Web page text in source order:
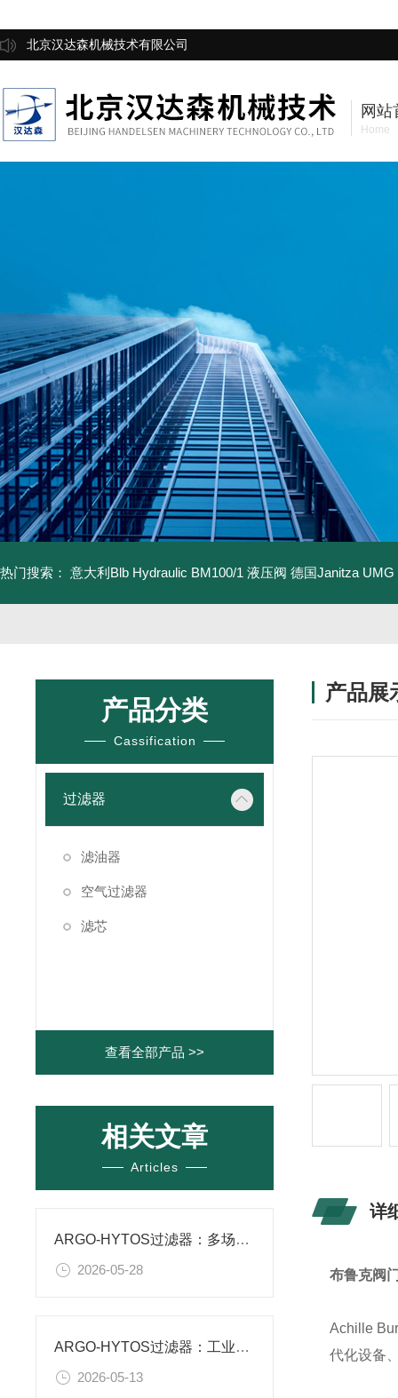
北京汉达森机械技术有限公司
网站
Home
热门搜索： 意大利Blb Hydraulic BM100/1 液压阀 德国Janitza UMG
产品分类
Cassification
过滤器
滤油器
空气过滤器
滤芯
查看全部产品 >>
相关文章
Articles
ARGO-HYTOS过滤器：多场景流体过滤的“适配专家”
2026-05-28
ARGO-HYTOS过滤器：工业液压系统的“隐形守护者”
2026-05-13
产品展
详
布鲁克阀
Achille
代化设备